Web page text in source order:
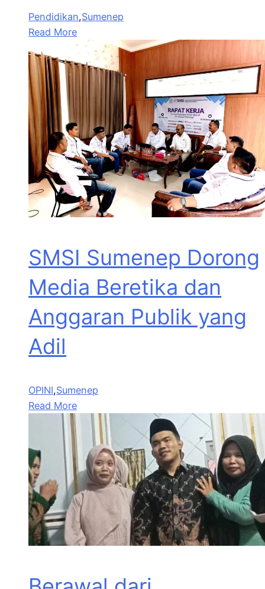
Pendidikan,Sumenep
Read More
SMSI Sumenep Dorong
Media Beretika dan
Anggaran Publik yang
Adil
OPINI,Sumenep
Read More